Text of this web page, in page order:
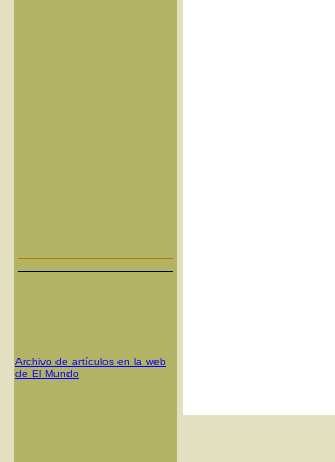
Archivo de artículos en la web
de El Mundo